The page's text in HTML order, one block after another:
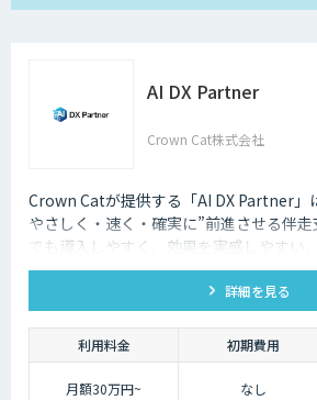
AI DX Partner
Crown Cat株式会社
Crown Catが提供する「AI DX Partner」
やさしく・速く・確実に”前進させる伴
でも導入しやすく、効果を実感しやすい
るDX支援サービスです。 AI DX Partner
で培ったノウハウをベースに、 地方・中
的なDX”を設計・実装・運用まで一貫し
たちは、コンサル×開発×AIの力で、現場
うどいいDX』を実現します。
詳細を見る
利用料金 初期費用
月額30万円~ なし